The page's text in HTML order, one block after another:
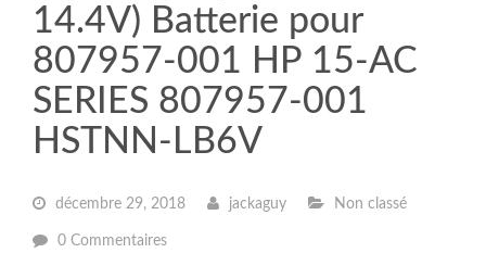
14.4V) Batterie pour
807957-001 HP 15-AC
SERIES 807957-001
HSTNN-LB6V
décembre 29, 2018 jackaguy Non classé
0 Commentaires